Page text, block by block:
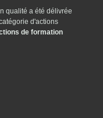
qualité a été délivrée
d'actions
de formation